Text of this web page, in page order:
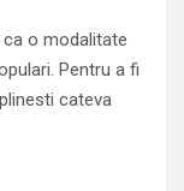
o modalitate
Pentru a fi
cateva